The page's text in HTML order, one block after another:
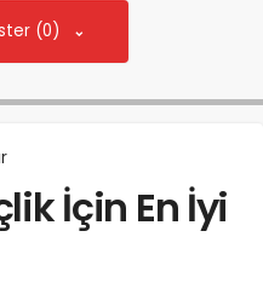
(0)
İçin En İyi